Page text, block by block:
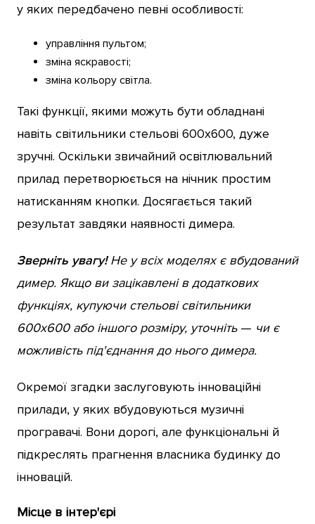
у яких передбачено певні особливості:
управління пультом;
зміна яскравості;
зміна кольору світла.
Такі функції, якими можуть бути обладнані
навіть світильники стельові 600х600, дуже
зручні. Оскільки звичайний освітлювальний
прилад перетворюється на нічник простим
натисканням кнопки. Досягається такий
результат завдяки наявності димера.
Зверніть увагу!Не у всіх моделях є вбудований
димер. Якщо ви зацікавлені в додаткових
функціях, купуючи стельові світильники
600х600 або іншого розміру, уточніть — чи є
можливість під'єднання до нього димера.
Окремої згадки заслуговують інноваційні
прилади, у яких вбудовуються музичні
програвачі. Вони дорогі, але функціональні й
підкреслять прагнення власника будинку до
інновацій.
Місце в інтер'єрі